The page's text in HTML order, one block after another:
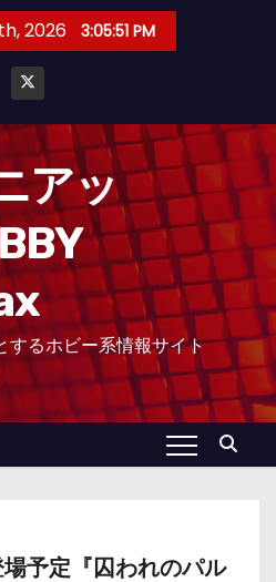
2026 3:05:52 PM
アッ
するホビー系情報サイト
予定『囚われのパル